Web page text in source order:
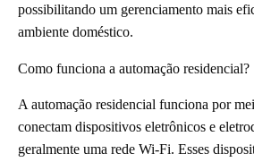
possibilitando um gerenciamento mais
ambiente doméstico.
Como funciona a automação residencial?
A automação residencial funciona por
conectam dispositivos eletrônicos e
geralmente uma rede Wi-Fi. Esses